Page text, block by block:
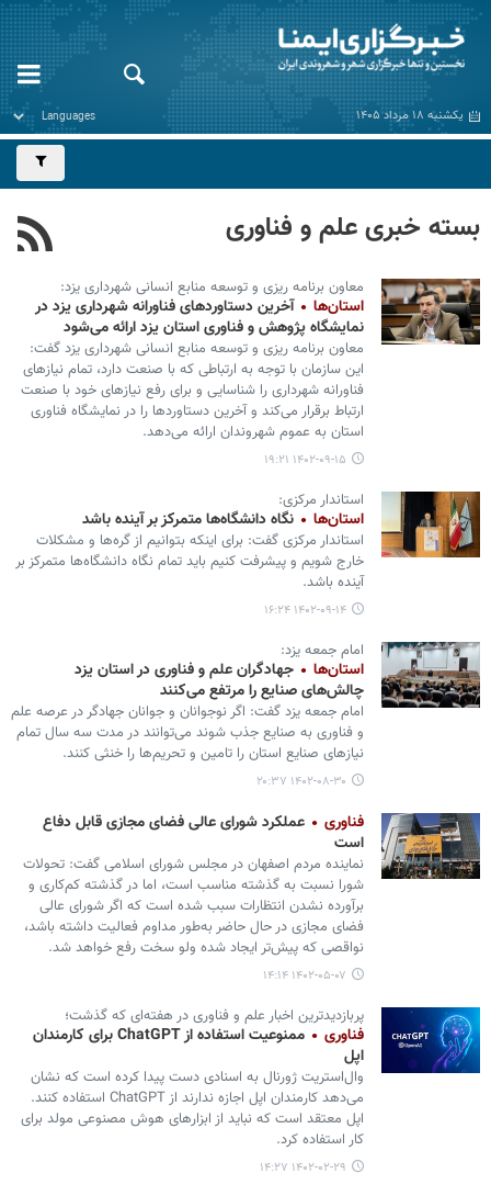
یکشنبه ۱۸ مرداد ۱۴۰۵
بسته خبری علم و فناوری
معاون برنامه ریزی و توسعه منابع انسانی شهرداری یزد:
استان‌ها
آخرین دستاوردهای فناورانه شهرداری یزد در
نمایشگاه پژوهش و فناوری استان یزد ارائه می‌شود
معاون برنامه ریزی و توسعه منابع انسانی شهرداری یزد گفت:
این سازمان با توجه به ارتباطی که با صنعت دارد، تمام نیازهای
فناورانه شهرداری را شناسایی و برای رفع نیازهای خود با صنعت
ارتباط برقرار می‌کند و آخرین دستاوردها را در نمایشگاه فناوری
استان به عموم شهروندان ارائه می‌دهد.
۱۴۰۲-۰۹-۱۵ ۱۹:۲۱
استاندار مرکزی:
استان‌ها نگاه دانشگاه‌ها متمرکز بر آینده باشد
استاندار مرکزی گفت: برای اینکه بتوانیم از گره‌ها و مشکلات
خارج شویم و پیشرفت کنیم باید تمام نگاه دانشگاه‌ها متمرکز بر
آینده باشد.
۱۴۰۲-۰۹-۱۴ ۱۶:۲۴
امام جمعه یزد:
استان‌ها
جهادگران علم و فناوری در استان یزد
چالش‌های صنایع را مرتفع می‌کنند
امام جمعه یزد گفت: اگر نوجوانان و جوانان جهادگر در عرصه علم
و فناوری به صنایع جذب شوند می‌توانند در مدت سه سال تمام
نیازهای صنایع استان را تامین و تحریم‌ها را خنثی کنند.
۱۴۰۲-۰۸-۳۰ ۲۰:۳۷
فناوری
عملکرد شورای عالی فضای مجازی قابل دفاع
است
نماینده مردم اصفهان در مجلس شورای اسلامی گفت: تحولات
شورا نسبت به گذشته مناسب است، اما در گذشته کم‌کاری و
برآورده نشدن انتظارات سبب شده است که اگر شورای عالی
فضای مجازی در حال حاضر به‌طور مداوم فعالیت داشته باشد،
نواقصی که پیش‌تر ایجاد شده ولو سخت رفع خواهد شد.
۱۴۰۲-۰۵-۰۷ ۱۴:۱۴
پربازدیدترین اخبار علم و فناوری در هفته‌ای که گذشت؛
فناوری
ممنوعیت استفاده از ChatGPT برای کارمندان
اپل
وال‌استریت ژورنال به اسنادی دست پیدا کرده است که نشان
می‌دهد کارمندان اپل اجازه ندارند از ChatGPT استفاده کنند.
اپل معتقد است که نباید از ابزارهای هوش مصنوعی مولد برای
کار استفاده کرد.
۱۴۰۲-۰۲-۲۹ ۱۴:۲۷